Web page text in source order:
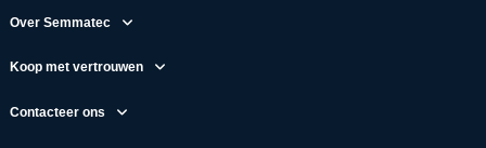
Over Semmatec
Koop met vertrouwen
Contacteer ons